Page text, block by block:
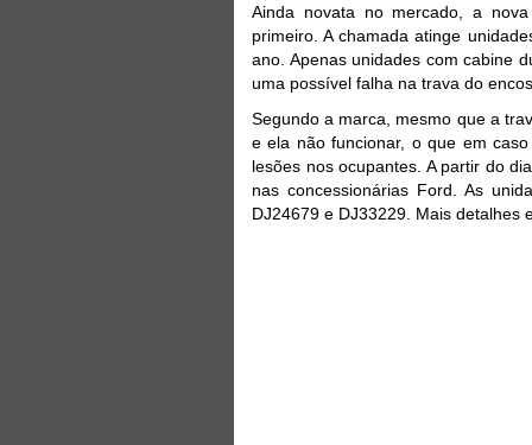
Ainda novata no mercado, a
primeiro. A chamada atinge
ano. Apenas unidades com cabine
uma possível falha na trava do
Segundo a marca, mesmo que a
e ela não funcionar, o que em
lesões nos ocupantes. A partir do
nas concessionárias Ford. As
DJ24679 e DJ33229. Mais detalhes